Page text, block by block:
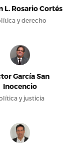
L. Rosario Cortés
y derecho
García San
Inocencio
y justicia